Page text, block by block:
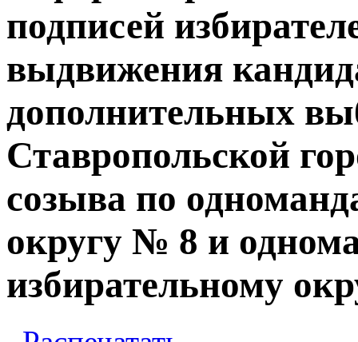
подписей
выдвижения
дополнительных
Ставропольской
созыва по
округу № 8 и
избирательному